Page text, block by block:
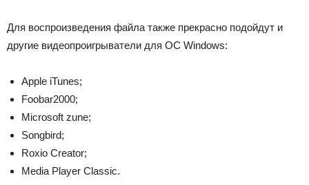
Для воспроизведения файла также прекрасно подойдут и
другие видеопроигрыватели для ОС Windows:
Apple iTunes;
Foobar2000;
Microsoft zune;
Songbird;
Roxio Creator;
Media Player Classic.